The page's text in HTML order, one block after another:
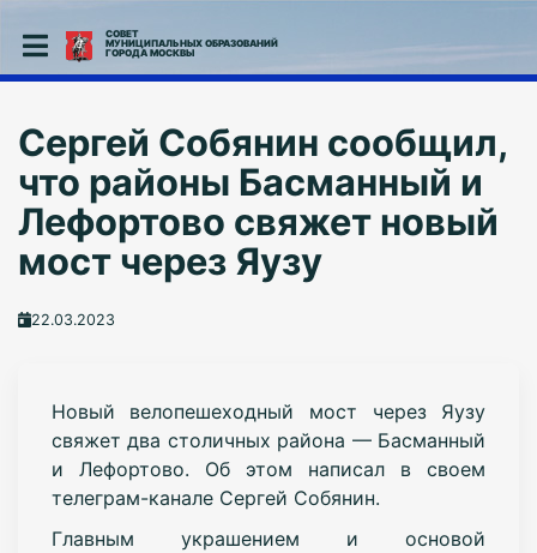
СОВЕТ
МУНИЦИПАЛЬНЫХ ОБРАЗОВАНИЙ
ГОРОДА МОСКВЫ
Сергей Собянин сообщил,
что районы Басманный и
Лефортово свяжет новый
мост через Яузу
22.03.2023
Новый велопешеходный мост через Яузу
свяжет два столичных района — Басманный
и Лефортово. Об этом написал в своем
телеграм-канале Сергей Собянин.
Главным украшением и основой